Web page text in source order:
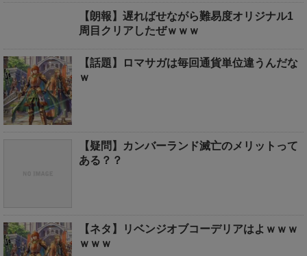
【朗報】遅ればせながら難易度オリジナル1
周目クリアしたぜｗｗｗ
【話題】ロマサガは毎回通貨単位違うんだな
ｗ
【疑問】カンバーランド滅亡のメリットって
ある？？
【ネタ】リベンジオブコーデリアはよｗｗｗ
ｗｗｗ